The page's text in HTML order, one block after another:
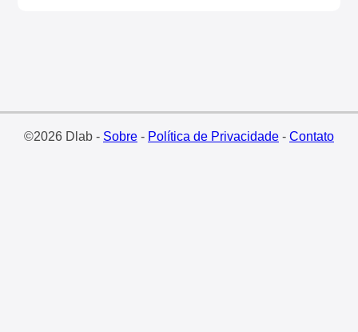
©2026 Dlab - Sobre- Política de Privacidade- Contato